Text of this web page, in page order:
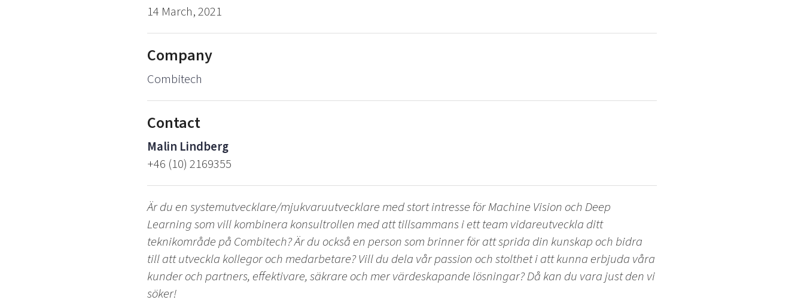
14 March, 2021
Company
Combitech
Contact
Malin Lindberg
+46 (10) 2169355
Är du en systemutvecklare/mjukvaruutvecklare med stort intresse för Machine Vision och Deep
Learning som vill kombinera konsultrollen med att tillsammans i ett team vidareutveckla ditt
teknikområde på Combitech? Är du också en person som brinner för att sprida din kunskap och bidra
till att utveckla kollegor och medarbetare? Vill du dela vår passion och stolthet i att kunna erbjuda våra
kunder och partners, effektivare, säkrare och mer värdeskapande lösningar? Då kan du vara just den vi
söker!